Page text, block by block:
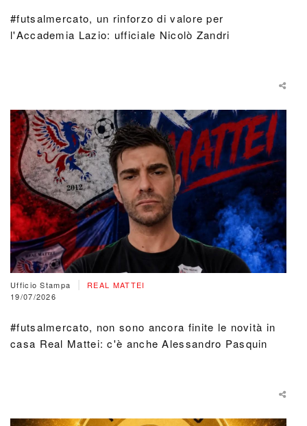
#futsalmercato, un rinforzo di valore per
l'Accademia Lazio: ufficiale Nicolò Zandri
Ufficio Stampa
REAL MATTEI
19/07/2026
#futsalmercato, non sono ancora finite le novità in
casa Real Mattei: c'è anche Alessandro Pasquin